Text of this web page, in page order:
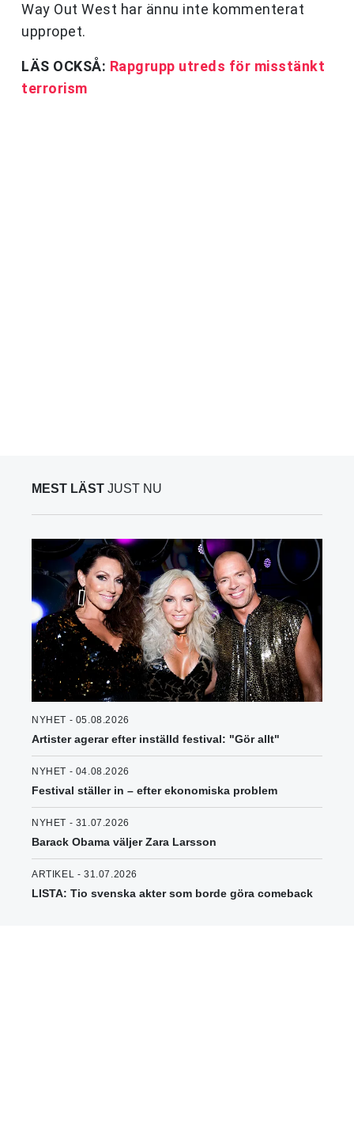
Way Out West har ännu inte kommenterat
uppropet.
LÄS OCKSÅ: Rapgrupp utreds för misstänkt
terrorism
MEST LÄST JUST NU
NYHET - 05.08.2026
Artister agerar efter inställd festival: "Gör allt"
NYHET - 04.08.2026
Festival ställer in – efter ekonomiska problem
NYHET - 31.07.2026
Barack Obama väljer Zara Larsson
ARTIKEL - 31.07.2026
LISTA: Tio svenska akter som borde göra comeback